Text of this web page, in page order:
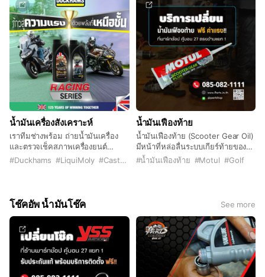
น้ำมันเครื่องสังเคราะห์
เราทีมช่างพร้อม ถ่ายน้ำมันเครื่อง
และตรวจเช็คสภาพเครื่องยนต์
เปลี่ยนถ่ายน้ำมันเครื่องเก่าและเติม
น้ำมันใหม่ตามประเภทที่เหมาะสมกับ
ธรรมดา กึ่งสังเคราะห์ และสังเคราะห์
100%
#Duckhams #LiquiMoly #Castrol
น้ำมันเฟืองท้าย
น้ำมันเฟืองท้าย (Scooter Gear Oil)
มีหน้าที่หล่อลื่นระบบเกียร์ท้ายของรถ
ออโต้ ช่วยให้การส่งกำลังราบรื่น ลด
#น้ำมันเฟืองท้าย #Motul #Golf
โช๊คอัพ น้ำมันโช๊ค See more